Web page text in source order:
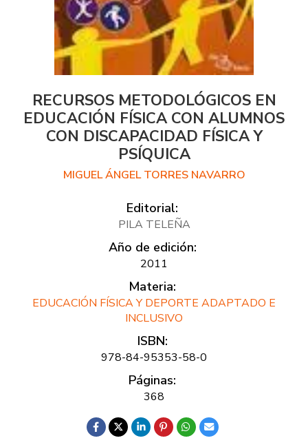
RECURSOS METODOLÓGICOS EN
EDUCACIÓN FÍSICA CON ALUMNOS
CON DISCAPACIDAD FÍSICA Y
PSÍQUICA
MIGUEL ÁNGEL TORRES NAVARRO
Editorial:
PILA TELEÑA
Año de edición:
2011
Materia:
EDUCACIÓN FÍSICA Y DEPORTE ADAPTADO E
INCLUSIVO
ISBN:
978-84-95353-58-0
Páginas:
368